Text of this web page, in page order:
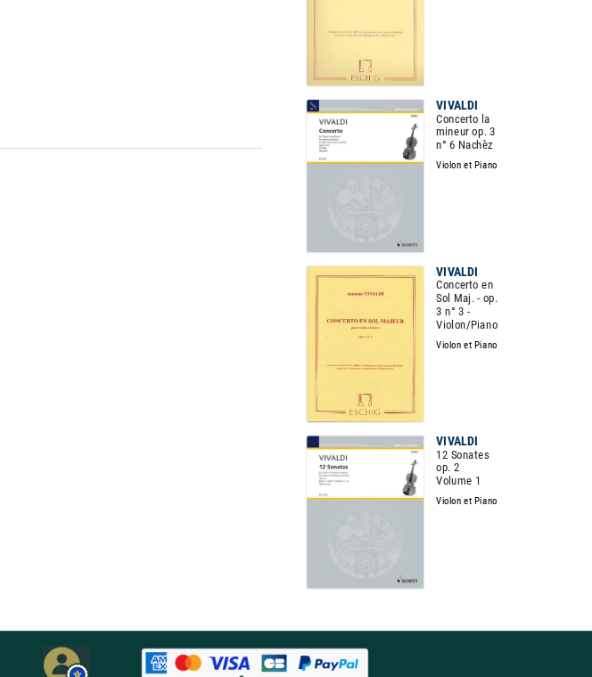
VIVALDI
Concerto la
mineur op. 3
n° 6 Nachèz
Violon et Piano
VIVALDI
Concerto en
Sol Maj. - op.
3 n° 3 -
Violon/Piano
Violon et Piano
VIVALDI
12 Sonates
op. 2
Volume 1
Violon et Piano